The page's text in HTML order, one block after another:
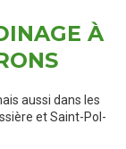
À
aussi dans les
et Saint-Pol-